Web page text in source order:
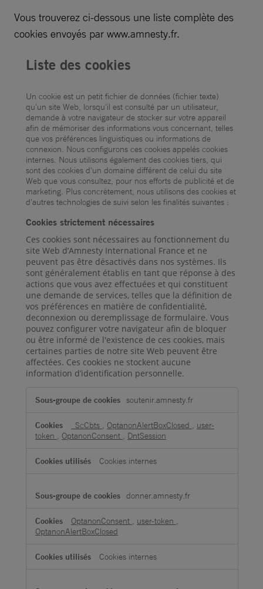
Vous trouverez ci-dessous une liste complète des
cookies envoyés par www.amnesty.fr.
Liste des cookies
Un cookie est un petit fichier de données (fichier texte)
qu'un site Web, lorsqu'il est consulté par un utilisateur,
demande à votre navigateur de stocker sur votre appareil
afin de mémoriser des informations vous concernant, telles
que vos préférences linguistiques ou informations de
connexion. Nous configurons ces cookies appelés cookies
internes. Nous utilisons également des cookies tiers, qui
sont des cookies d'un domaine différent de celui du site
Web que vous consultez, pour nos efforts de publicité et de
marketing. Plus concrètement, nous utilisons des cookies et
d'autres technologies de suivi selon les finalités suivantes :
Cookies strictement nécessaires
Ces cookies sont nécessaires au fonctionnement du
site Web d’Amnesty International France et ne
peuvent pas être désactivés dans nos systèmes. Ils
sont généralement établis en tant que réponse à des
actions que vous avez effectuées et qui constituent
une demande de services, telles que la définition de
vos préférences en matière de confidentialité,
deconnexion ou deremplissage de formulaire. Vous
pouvez configurer votre navigateur afin de bloquer
ou être informé de l'existence de ces cookies, mais
certaines parties de notre site Web peuvent être
affectées. Ces cookies ne stockent aucune
information d’identification personnelle.
strictement
soutenir.amnesty.fr
_ScCbts , OptanonAlertBoxClosed , user-
token , OptanonConsent , DntSession
Cookies internes
donner.amnesty.fr
OptanonConsent , user-token ,
OptanonAlertBoxClosed
Cookies internes